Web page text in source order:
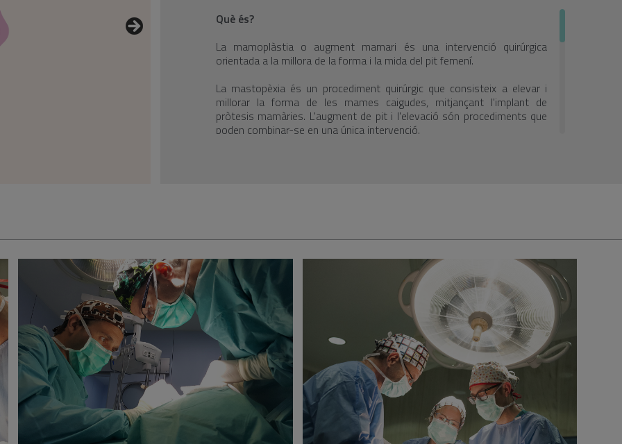
Què és?
La mamoplàstia o augment mamari és una intervenció quirúrgica
orientada a la millora de la forma i la mida del pit femení.
La mastopèxia és un procediment quirúrgic que consisteix a elevar i
millorar la forma de les mames caigudes, mitjançant l'implant de
pròtesis mamàries. L'augment de pit i l'elevació són procediments que
poden combinar-se en una única intervenció.
La cirurgia té una durada d'entre 1 i 2 hores. La realitzen especialistes
acreditats amb formació reglada, en un centre hospitalari amb quiròfans
específics i equips de intensivistes i reanimació coordinats per intervenir
davant de qualsevol contratemps.
Després de la cirurgia
Un cop realitzada la intervenció la pacient recupera la seva vida normal
als 7 dies. Si bé inicialment, es requereix comptar amb ajuda. Les
molèsties pròpies de la intervenció es suavitzen amb la prescripció
d'analgèsics i remeten progressivament.
Fuente:Font: Web de la SECPRE (Societat Espanyola de Cirurgia
Plàstica, Reparadora i Estètica).